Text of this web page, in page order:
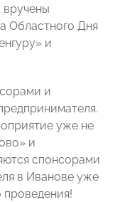
Областного Дня
и
и
уже не
и
спонсорами
в Иванове уже
проведения!